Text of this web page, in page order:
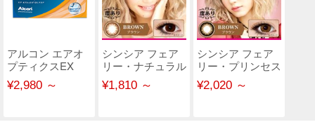
アルコン エアオ
プティクスEX
¥2,980 ～
シンシア フェア
リー・ナチュラル
FAIRY Natural 【..
¥1,810 ～
シンシア フェア
リー・プリンセス
FAIRY Princess
【..
¥2,020 ～